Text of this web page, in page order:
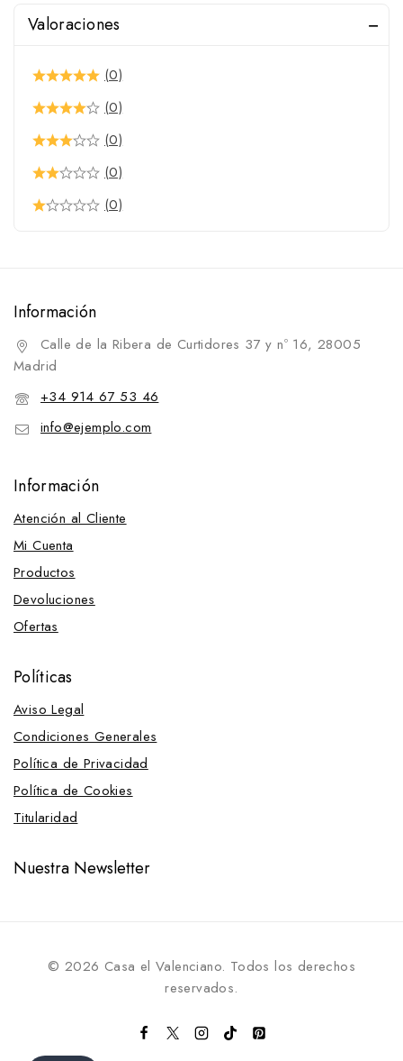
Valoraciones
(0)
(0)
(0)
(0)
(0)
Información
Calle de la Ribera de Curtidores 37 y nº 16, 28005
Madrid
+34 914 67 53 46
info@ejemplo.com
Información
Atención al Cliente
Mi Cuenta
Productos
Devoluciones
Ofertas
Políticas
Aviso Legal
Condiciones Generales
Política de Privacidad
Política de Cookies
Titularidad
Nuestra Newsletter
© 2026 Casa el Valenciano. Todos los derechos
reservados.